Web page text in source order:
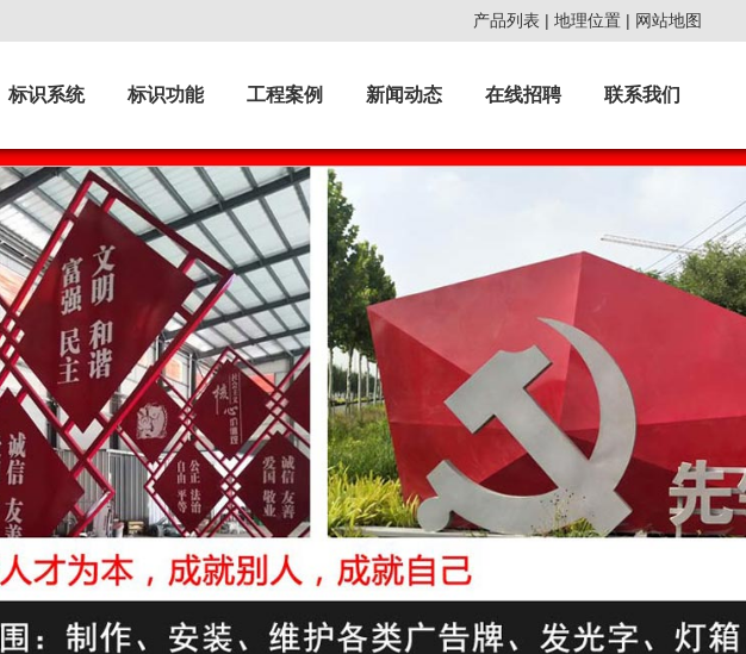
产品列表 | 地理位置 | 网站地图
标识系统 标识功能 工程案例 新闻动态 在线招聘 联系我们